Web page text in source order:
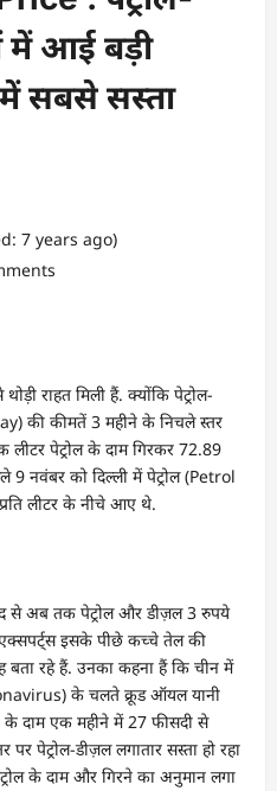
में आई बड़ी
में सबसे सस्ता
7 years ago)
राहत मिली हैं. क्योंकि पेट्रोल-
की कीमतें 3 महीने के निचले स्तर
पेट्रोल के दाम गिरकर 72.89
नवंबर को दिल्ली में पेट्रोल (Petrol
लीटर के नीचे आए थे.
से अब तक पेट्रोल और डीज़ल 3 रुपये
एक्सपर्ट्स इसके पीछे कच्चे तेल की
रहे हैं. उनका कहना हैं कि चीन में
के चलते क्रूड ऑयल यानी
दाम एक महीने में 27 फीसदी से
पेट्रोल-डीज़ल लगातार सस्ता हो रहा
के दाम और गिरने का अनुमान लगा